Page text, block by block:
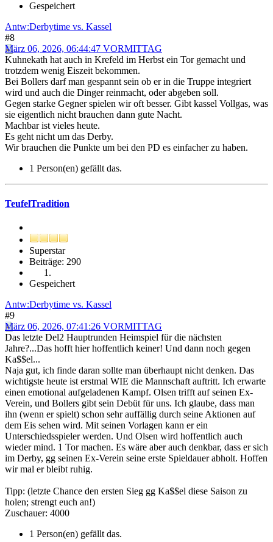
Gespeichert
Antw:Derbytime vs. Kassel
#8
März 06, 2026, 06:44:47 VORMITTAG
Kuhnekath hat auch in Krefeld im Herbst ein Tor gemacht und
trotzdem wenig Eiszeit bekommen.
Bei Bollers darf man gespannt sein ob er in die Truppe integriert
wird und auch die Dinger reinmacht, oder abgeben soll.
Gegen starke Gegner spielen wir oft besser. Gibt kassel Vollgas, was
sie eigentlich nicht brauchen dann gute Nacht.
Machbar ist vieles heute.
Es geht nicht um das Derby.
Wir brauchen die Punkte um bei den PD es einfacher zu haben.
1 Person(en) gefällt das.
TeufelTradition
Superstar
Beiträge: 290
Gespeichert
Antw:Derbytime vs. Kassel
#9
März 06, 2026, 07:41:26 VORMITTAG
Das letzte Del2 Hauptrunden Heimspiel für die nächsten
Jahre?...Das hofft hier hoffentlich keiner! Und dann noch gegen
Ka$$el...
Naja gut, ich finde daran sollte man überhaupt nicht denken. Das
wichtigste heute ist erstmal WIE die Mannschaft auftritt. Ich erwarte
einen emotional aufgeladenen Kampf. Olsen trifft auf seinen Ex-
Verein, und Bollers gibt sein Debüt für uns. Ich glaube, dass man
ihn (wenn er spielt) schon sehr auffällig durch seine Aktionen auf
dem Eis sehen wird. Mit seinen Vorlagen kann er ein
Unterschiedsspieler werden. Und Olsen wird hoffentlich auch
wieder mind. 1 Tor machen. Es wäre aber auch denkbar, dass er sich
im Derby, gg seinen Ex-Verein seine erste Spieldauer abholt. Hoffen
wir mal er bleibt ruhig.
Tipp: (letzte Chance den ersten Sieg gg Ka$$el diese Saison zu
holen; strengt euch an!)
Zuschauer: 4000
1 Person(en) gefällt das.